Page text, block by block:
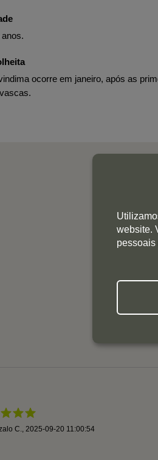
anos.
ocorre em janeiro, após as
C., 2025-09-20 11:00:54
website.
pessoais